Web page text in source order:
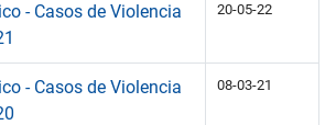
- Casos de Violencia
20-05-22
- Casos de Violencia
08-03-21